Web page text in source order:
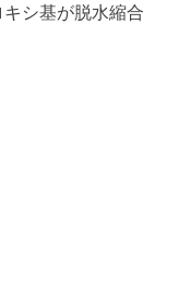
シ基が脱水縮合